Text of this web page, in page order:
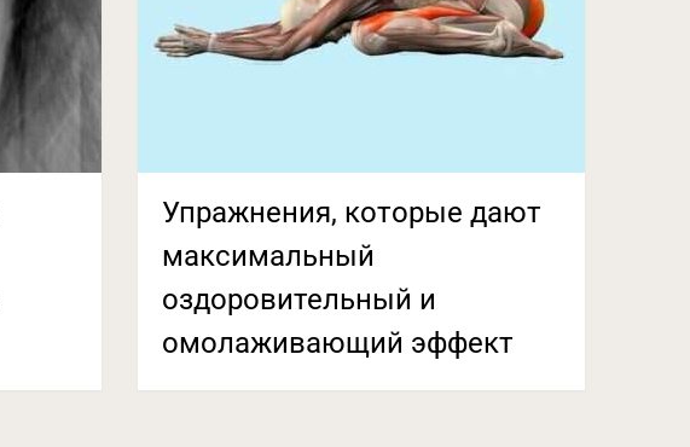
Упражнения, которые дают
максимальный
оздоровительный и
омолаживающий эффект